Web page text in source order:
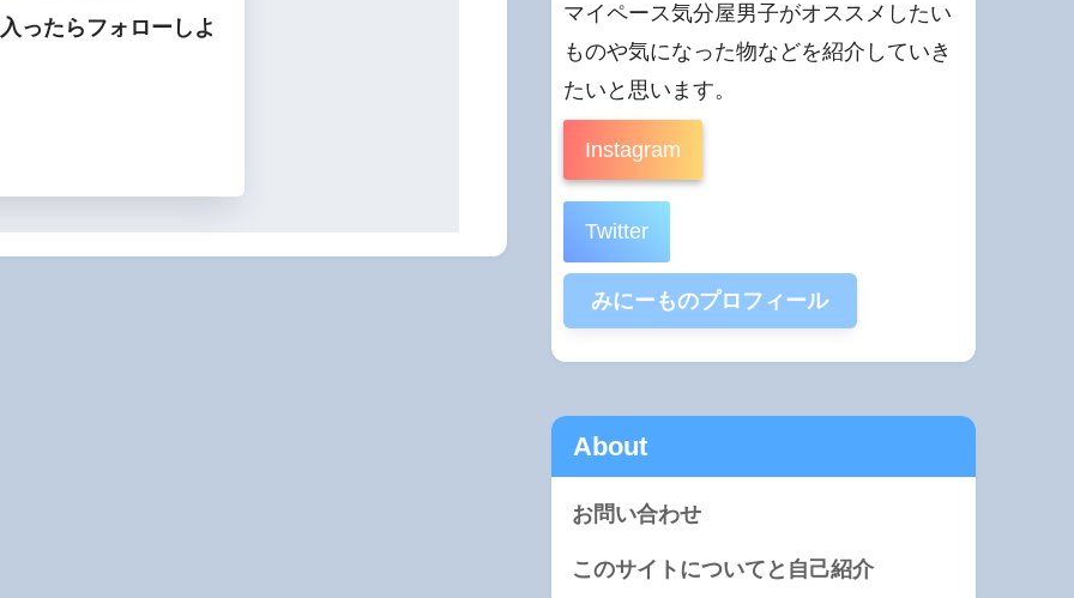
ったらフォローしよ
マイペース気分屋男子がオススメしたい
ものや気になった物などを紹介していき
たいと思います。
Instagram
Twitter
みにーものプロフィール
About
お問い合わせ
このサイトについてと自己紹介